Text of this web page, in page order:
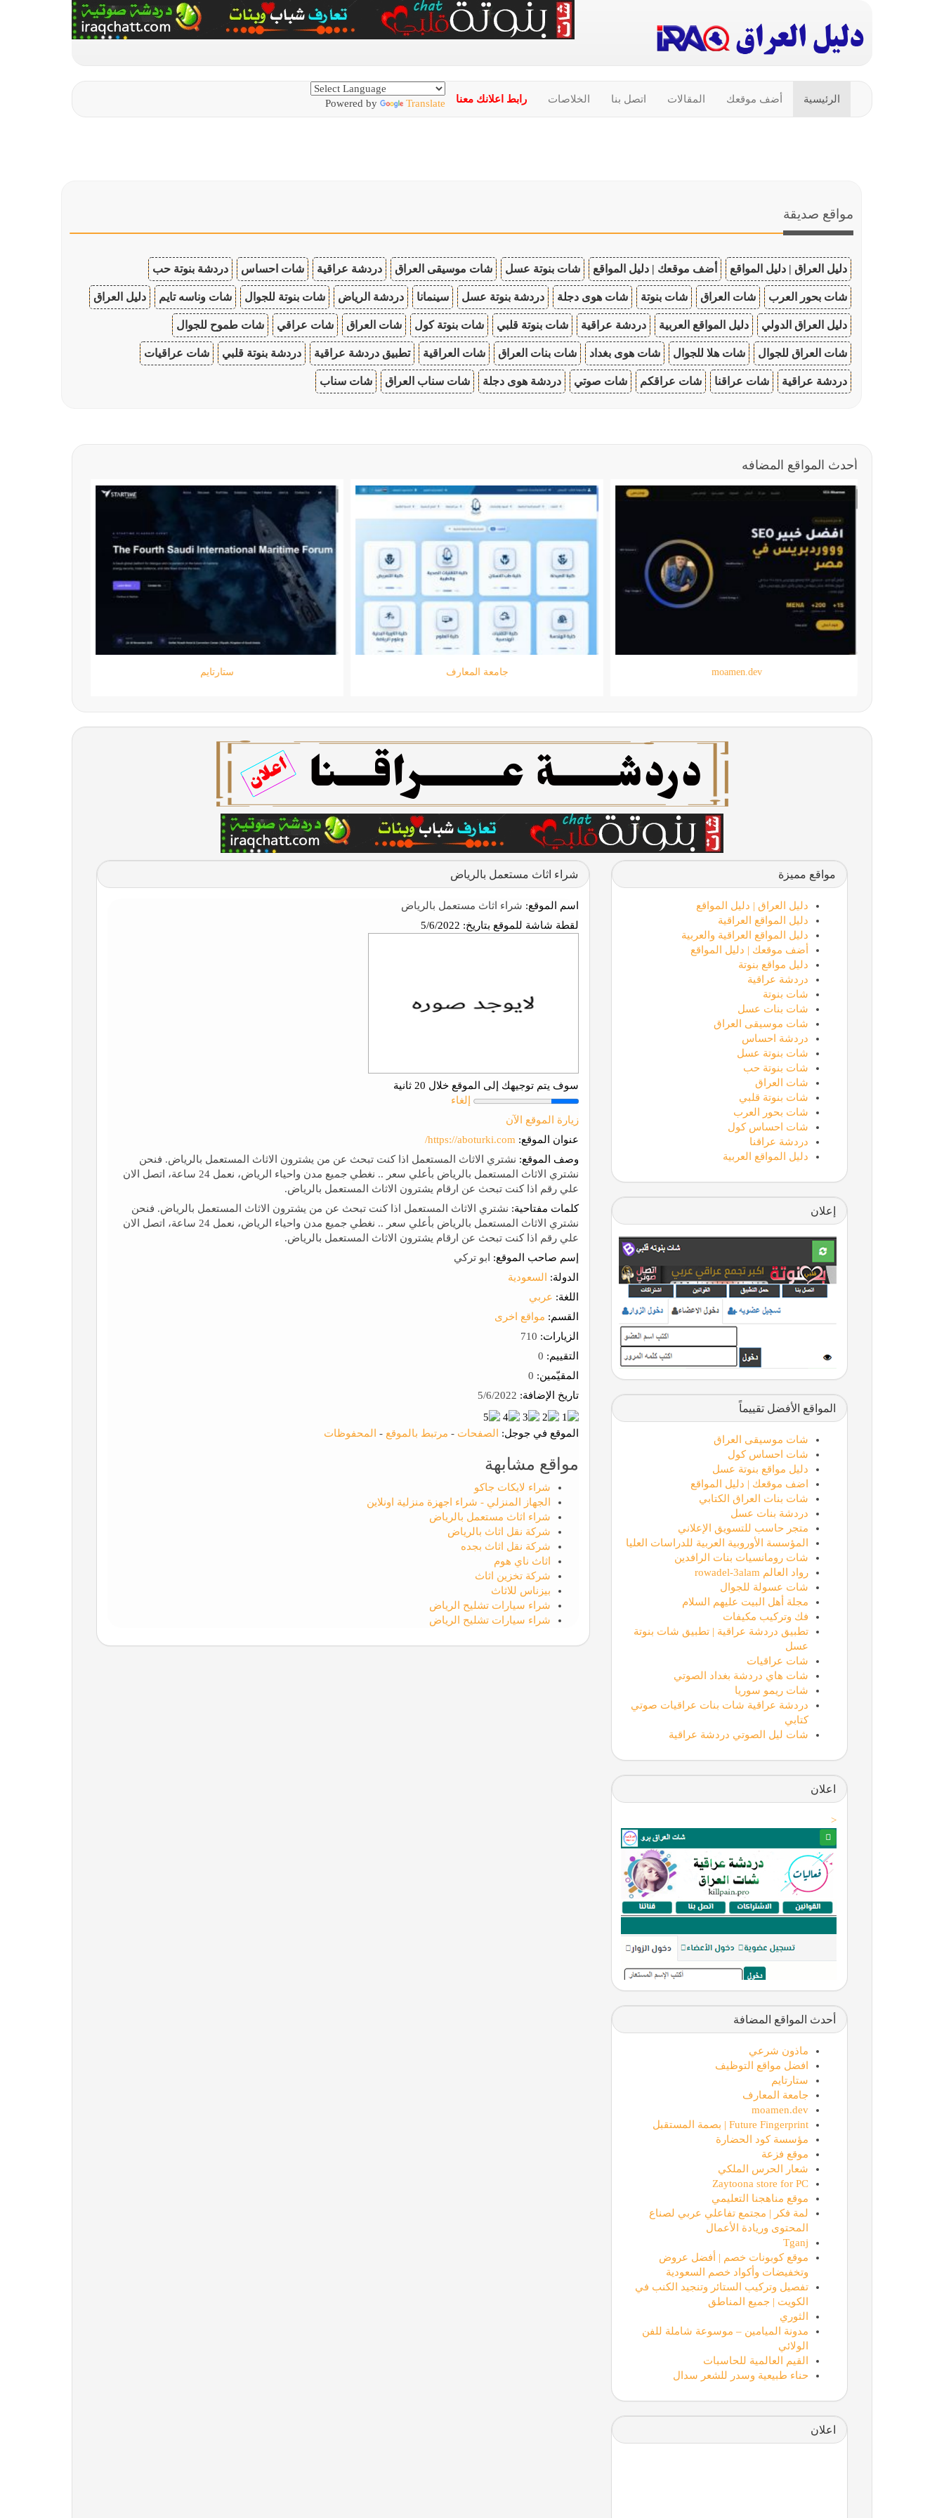
الرئيسية أضف موقعك المقالات اتصل بنا الخلاصات رابط اعلانك معنا Powered by Translate
مواقع صديقة
دليل العراق | دليل المواقع أضف موقعك | دليل المواقع شات بنوتة عسل شات موسيقى العراق دردشة عراقية شات احساس دردشة بنوتة حب
شات بحور العرب شات العراق شات بنوتة شات هوى دجلة دردشة بنوتة عسل سينمانا دردشة الرياض شات بنوتة للجوال شات وناسه تايم دليل العراق
دليل العراق الدولي دليل المواقع العربية دردشة عراقية شات بنوتة قلبي شات بنوتة كول شات العراق شات عراقي شات طموح للجوال
شات العراق للجوال شات هلا للجوال شات هوى بغداد شات بنات العراق شات العراقية تطبيق دردشة عراقية دردشة بنوتة قلبي شات عراقيات
دردشة عراقية شات عراقنا شات عراقكم شات صوتي دردشة هوى دجلة شات سناب العراق شات سناب
أحدث المواقع المضافه
ستارتايم جامعة المعارف moamen.dev
شراء اثاث مستعمل بالرياض
اسم الموقع: شراء اثاث مستعمل بالرياض
لقطة شاشة للموقع بتاريخ:
سوف يتم توجيهك إلى الموقع خلال 20 ثانية
إلغاء
زيارة الموقع الآن
عنوان الموقع: https://aboturki.com/
وصف الموقع: نشتري الاثاث المستعمل اذا كنت تبحث عن من يشترون الاثاث المستعمل بالرياض. فنحن
نشتري الاثاث المستعمل بالرياض بأعلي سعر .. نغطي جميع مدن واحياء الرياض، نعمل 24 ساعة، اتصل الان
علي رقم اذا كنت تبحث عن ارقام يشترون الاثاث المستعمل بالرياض.
كلمات مفتاحية: نشتري الاثاث المستعمل اذا كنت تبحث عن من يشترون الاثاث المستعمل بالرياض. فنحن
نشتري الاثاث المستعمل بالرياض بأعلي سعر .. نغطي جميع مدن واحياء الرياض، نعمل 24 ساعة، اتصل الان
علي رقم اذا كنت تبحث عن ارقام يشترون الاثاث المستعمل بالرياض.
إسم صاحب الموقع: ابو تركي
الدولة:
السعودية
اللغة: عربي
القسم: مواقع اخرى
الزيارات:
التقييم:
المقيّمين:
تاريخ الإضافة:
الموقع في جوجل: الصفحات - مرتبط بالموقع - المحفوظات
مواقع مشابهة
شراء لايكات جاكو
الجهاز المنزلي - شراء اجهزة منزلية اونلاين
شراء اثاث مستعمل بالرياض
شركة نقل اثاث بالرياض
شركة نقل اثاث بجده
اثاث ناي هوم
شركة تخزين اثاث
بيزناس للاثاث
شراء سيارات تشليح الرياض
شراء سيارات تشليح الرياض
مواقع مميزة
دليل العراق | دليل المواقع
دليل المواقع العراقية
دليل المواقع العراقية والعربية
أضف موقعك | دليل المواقع
دليل مواقع بنوتة
دردشة عراقية
شات بنوتة
شات بنات عسل
شات موسيقى العراق
دردشة احساس
شات بنوتة عسل
شات بنوتة حب
شات العراق
شات بنوتة قلبي
شات بحور العرب
شات احساس كول
دردشة عراقنا
دليل المواقع العربية
إعلان
المواقع الأفضل تقييماً
شات موسيقى العراق
شات احساس كول
دليل مواقع بنوتة عسل
اضف موقعك | دليل المواقع
شات بنات العراق الكتابي
دردشة بنات عسل
متجر حاسب للتسويق الإعلاني
المؤسسة الأوروبية العربية للدراسات العليا
شات رومانسيات بنات الرافدين
رواد العالم rowadel-3alam
شات عسولة للجوال
مجلة أهل البيت عليهم السلام
فك وتركيب مكيفات
تطبيق دردشة عراقية | تطبيق شات بنوتة
عسل
شات عراقيات
شات هاي دردشة بغداد الصوتي
شات ريمو سوريا
دردشة عراقية شات بنات عراقيات صوتي
كتابي
شات ليل الصوتي دردشة عراقية
اعلان
<
أحدث المواقع المضافة
ماذون شرعي
افضل مواقع التوظيف
ستارتايم
جامعة المعارف
moamen.dev
Future Fingerprint | بصمة المستقبل
مؤسسة كود الحضارة
موقع فزعة
شعار الحرس الملكي
Zaytoona store for PC
موقع مناهجنا التعليمي
لمة فكر | مجتمع تفاعلي عربي لصناع
المحتوى وريادة الأعمال
Tganj
موقع كوبونات خصم | أفضل عروض
وتخفيضات وأكواد خصم السعودية
تفصيل وتركيب الستائر وتنجيد الكنب في
الكويت | جميع المناطق
الثوري
مدونة الميامين – موسوعة شاملة للفن
الولائي
القيم العالمية للحاسبات
حناء طبيعية وسدر للشعر سدال
اعلان